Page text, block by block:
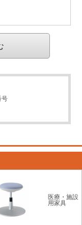
号
医療・施設
用家具